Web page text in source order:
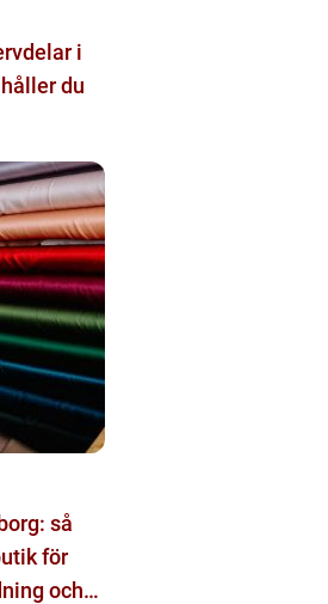
i
så
för
och